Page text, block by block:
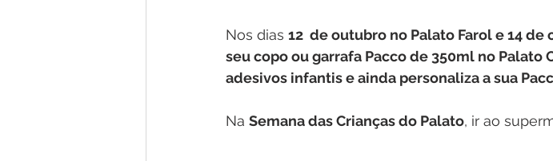
Nos dias 12  de outubro no Palato Farol e 14 de
seu copo ou garrafa Pacco de 350ml no Palato
adesivos infantis e ainda personaliza a sua
Na Semana das Crianças do Palato, ir ao